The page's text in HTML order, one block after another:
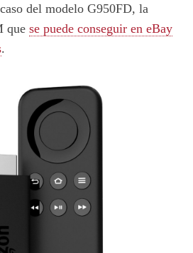
del modelo G950FD, la
que se puede conseguir en eBay
.